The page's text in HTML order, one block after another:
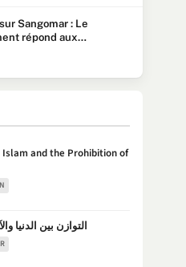
Sangomar : Le
répond aux
et clarifie le partage des
and the Prohibition of
التوازن بين الدنيا